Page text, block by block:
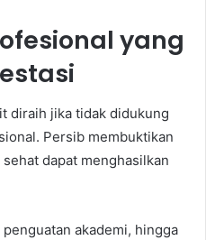
yang
diraih jika tidak didukung
Persib membuktikan
dapat menghasilkan
akademi, hingga